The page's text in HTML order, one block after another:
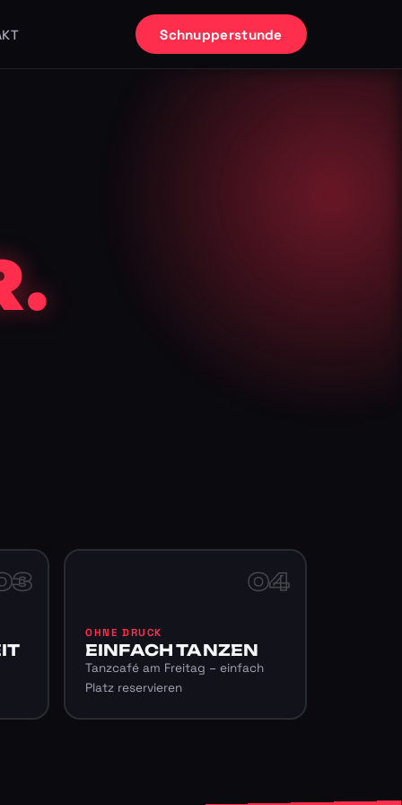
Schnupperstunde
04
OHNE DRUCK
EINFACH TANZEN
Tanzcafé am Freitag – einfach
Platz reservieren